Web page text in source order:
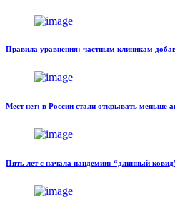
Правила уравнения: частным клиникам
Мест нет: в России стали открывать меньше
Пять лет с начала пандемии: “длинный